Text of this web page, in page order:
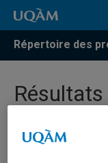
Répertoire des